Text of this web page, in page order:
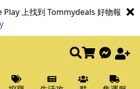
Play 上找到 Tommydeals 好物報